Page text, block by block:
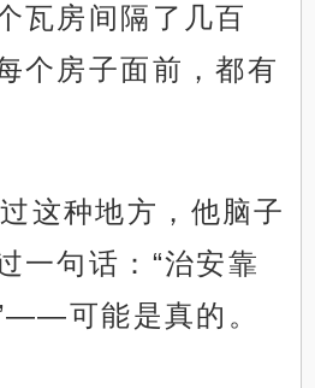
瓦房间隔了几百
个房子面前，都有
这种地方，他脑子
一句话：“治安靠
可能是真的。